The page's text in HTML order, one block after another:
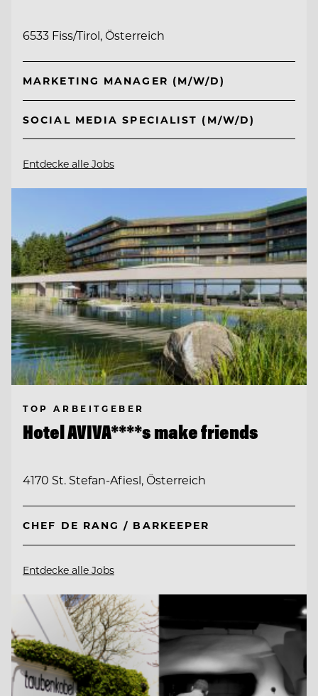
6533 Fiss/Tirol, Österreich
MARKETING MANAGER (M/W/D)
SOCIAL MEDIA SPECIALIST (M/W/D)
Entdecke alle Jobs
TOP ARBEITGEBER
Hotel AVIVA****s make friends
4170 St. Stefan-Afiesl, Österreich
CHEF DE RANG / BARKEEPER
Entdecke alle Jobs